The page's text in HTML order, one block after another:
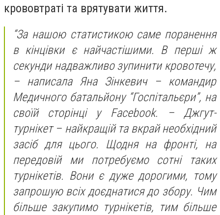
крововтраті та врятувати життя.
“За нашою статистикою саме поранення
в кінцівки є найчастішими. В перші ж
секунди надважливо зупинити кровотечу,
– написала Яна Зінкевич – командир
Медичного батальйону “Госпітальєри”, на
своїй сторінці у Facebook. – Джгут-
турнікет – найкращій та вкрай необхідний
засіб для цього. Щодня на фронті, на
передовій ми потребуємо сотні таких
турнікетів. Вони є дуже дорогими, тому
запрошую всіх доєднатися до збору. Чим
більше закупимо турнікетів, тим більше